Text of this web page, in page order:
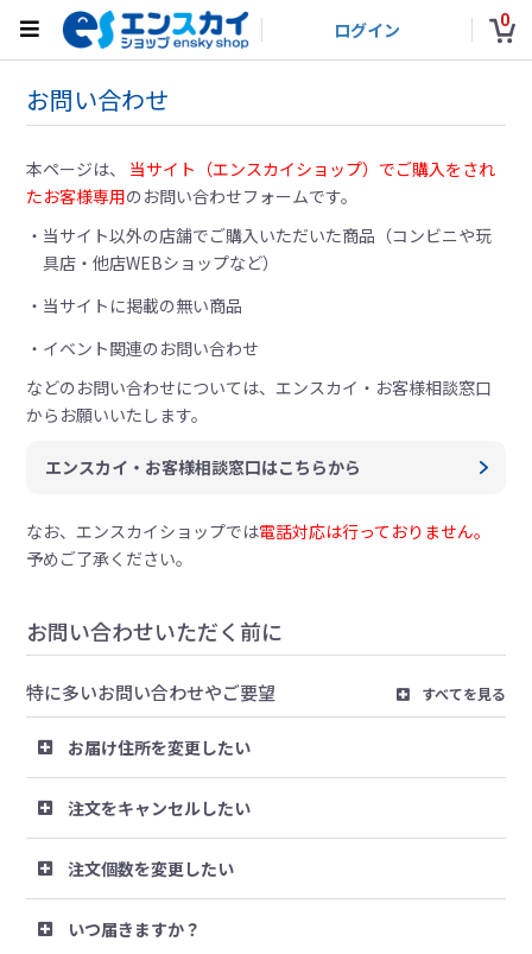
ログイン 0
お問い合わせ
本ページは、 当サイト（エンスカイショップ）でご購入をされ
たお客様専用のお問い合わせフォームです。
当サイト以外の店舗でご購入いただいた商品（コンビニや玩
具店・他店WEBショップなど）
当サイトに掲載の無い商品
イベント関連のお問い合わせ
などのお問い合わせについては、エンスカイ・お客様相談窓口
からお願いいたします。
エンスカイ・お客様相談窓口はこちらから
なお、エンスカイショップでは電話対応は行っておりません。
予めご了承ください。
お問い合わせいただく前に
特に多いお問い合わせやご要望 すべてを見る
お届け住所を変更したい
注文をキャンセルしたい
注文個数を変更したい
いつ届きますか？